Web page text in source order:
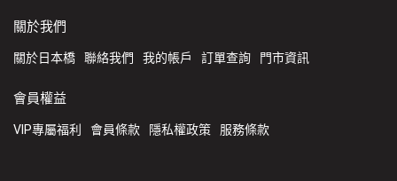
關於我們
關於日本橋 聯絡我們 我的帳戶 訂單查詢 門市資訊
會員權益
VIP專屬福利 會員條款 隱私權政策 服務條款